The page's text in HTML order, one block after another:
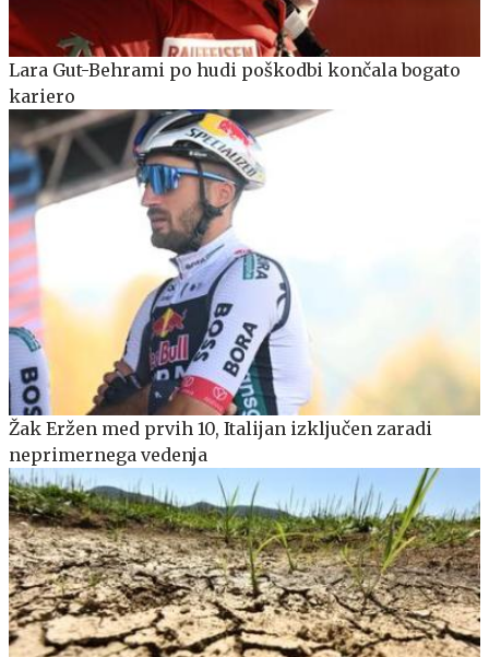
Lara Gut-Behrami po hudi poškodbi končala bogato
kariero
Žak Eržen med prvih 10, Italijan izključen zaradi
neprimernega vedenja